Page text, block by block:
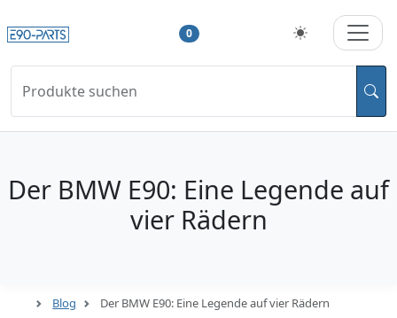
0
Produkte suchen
Der BMW E90: Eine Legende auf
vier Rädern
Blog Der BMW E90: Eine Legende auf vier Rädern